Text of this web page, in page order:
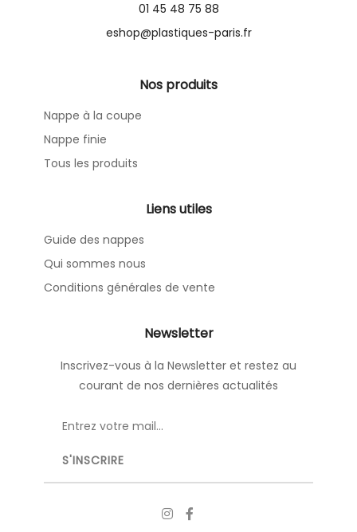
01 45 48 75 88
eshop@plastiques-paris.fr
Nos produits
Nappe à la coupe
Nappe finie
Tous les produits
Liens utiles
Guide des nappes
Qui sommes nous
Conditions générales de vente
Newsletter
Inscrivez-vous à la Newsletter et restez au
courant de nos dernières actualités